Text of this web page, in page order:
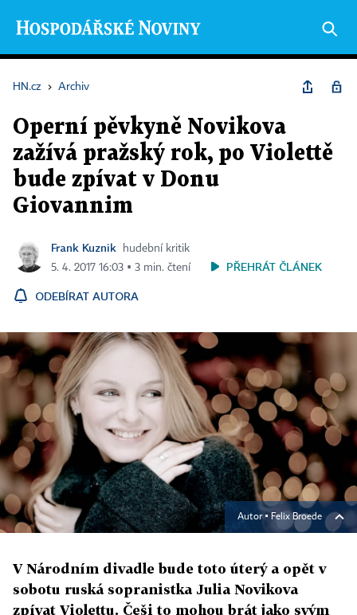
HN.cz › Archiv
Operní pěvkyně Novikova
zažívá pražský rok, po Violettě
bude zpívat v Donu
Giovannim
Frank Kuznik
hudební kritik
5. 4. 2017 16:03 ▪ 3 min. čtení
PŘEHRÁT ČLÁNEK
ODEBÍRAT AUTORA
Autor ▪ Felix Broede
V Národním divadle bude toto úterý a opět v
sobotu ruská sopranistka Julia Novikova
zpívat Violettu. Češi to mohou brát jako svým